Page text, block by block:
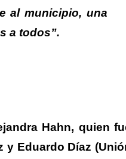
al municipio, una
a todos”.
Hahn, quien
y Eduardo Díaz